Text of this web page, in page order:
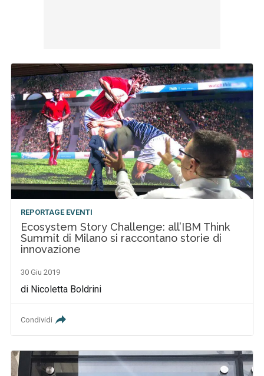
REPORTAGE EVENTI
Ecosystem Story Challenge: all’IBM Think
Summit di Milano si raccontano storie di
innovazione
30 Giu 2019
di Nicoletta Boldrini
Condividi